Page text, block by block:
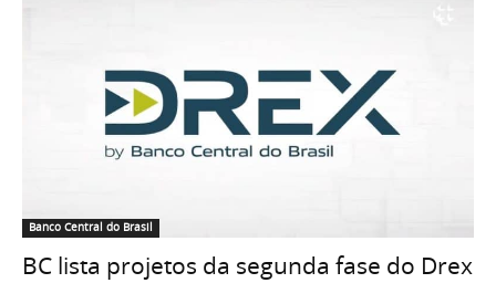
Banco Central do Brasil
BC lista projetos da segunda fase do Drex